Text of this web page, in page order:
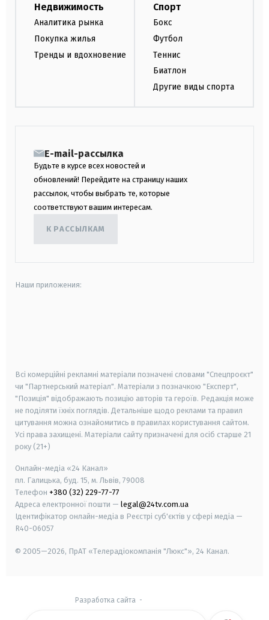
Недвижимость
Аналитика рынка
Покупка жилья
Тренды и вдохновение
Спорт
Бокс
Футбол
Теннис
Биатлон
Другие виды спорта
E-mail-рассылка
Будьте в курсе всех новостей и
обновлений! Перейдите на страницу наших
рассылок, чтобы выбрать те, которые
соответствуют вашим интересам.
К РАССЫЛКАМ
Наши приложения:
Всі комерційні рекламні матеріали позначені словами "Спецпроєкт"
чи "Партнерський матеріал". Матеріали з позначкою "Експерт",
"Позиція" відображають позицію авторів та героїв. Редакція може
не поділяти їхніх поглядів. Детальніше щодо реклами та правил
цитування можна ознайомитись в правилах користування сайтом.
Усі права захищені. Матеріали сайту призначені для осіб старше 21
року (21+)
Онлайн-медіа «24 Канал»
пл. Галицька, буд. 15, м. Львів, 79008
Телефон +380 (32) 229-77-77
Адреса електронної пошти — legal@24tv.com.ua
Ідентифікатор онлайн-медіа в Реєстрі суб'єктів у сфері медіа —
R40-06057
© 2005—2026, ПрАТ «Телерадіокомпанія "Люкс"», 24 Канал.
Разработка сайта -